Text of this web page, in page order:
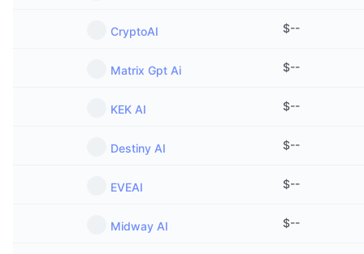
CryptoAI $--
Matrix Gpt Ai $--
KEK AI $--
Destiny AI $--
EVEAI $--
Midway AI $--